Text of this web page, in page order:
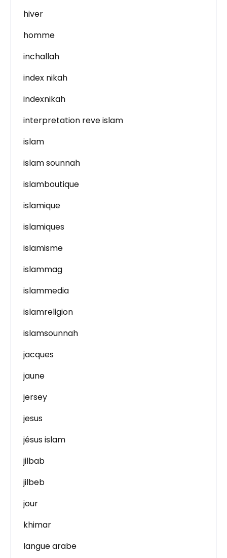
hiver
homme
inchallah
index nikah
indexnikah
interpretation reve islam
islam
islam sounnah
islamboutique
islamique
islamiques
islamisme
islammag
islammedia
islamreligion
islamsounnah
jacques
jaune
jersey
jesus
jésus islam
jilbab
jilbeb
jour
khimar
langue arabe